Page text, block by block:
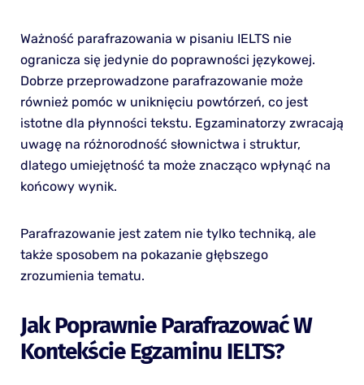
Ważność parafrazowania w pisaniu IELTS nie
ogranicza się jedynie do poprawności językowej.
Dobrze przeprowadzone parafrazowanie może
również pomóc w uniknięciu powtórzeń, co jest
istotne dla płynności tekstu. Egzaminatorzy zwracają
uwagę na różnorodność słownictwa i struktur,
dlatego umiejętność ta może znacząco wpłynąć na
końcowy wynik.
Parafrazowanie jest zatem nie tylko techniką, ale
także sposobem na pokazanie głębszego
zrozumienia tematu.
Jak Poprawnie Parafrazować W
Kontekście Egzaminu IELTS?